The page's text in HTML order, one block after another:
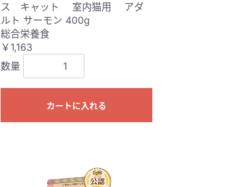
ス キャット 室内猫用 アダ
ルト サーモン 400g
総合栄養食
￥1,163
数量
カートに入れる